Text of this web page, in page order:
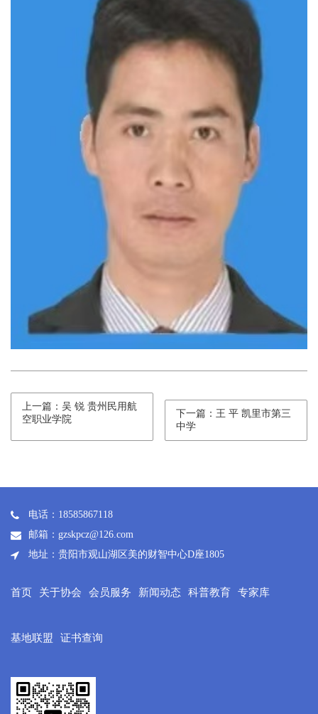
上一篇：吴 锐 贵州民用航
空职业学院
下一篇：王 平 凯里市第三
中学
电话：18585867118
邮箱：gzskpcz@126.com
地址：贵阳市观山湖区美的财智中心D座1805
首页 关于协会 会员服务 新闻动态 科普教育 专家库
基地联盟 证书查询